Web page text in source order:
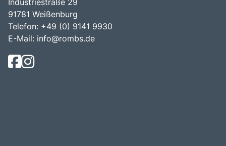
Industriestraße 29
91781 Weißenburg
Telefon: +49 (0) 9141 9930
E-Mail: info@rombs.de